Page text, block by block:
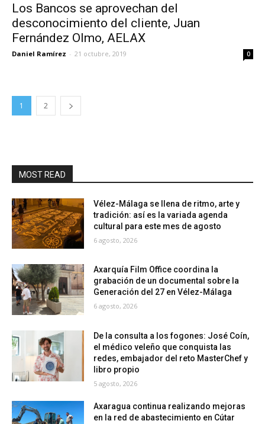
Los Bancos se aprovechan del
desconocimiento del cliente, Juan
Fernández Olmo, AELAX
Daniel Ramírez - 21 octubre, 2019 0
1 2
MOST READ
Vélez-Málaga se llena de ritmo, arte y
tradición: así es la variada agenda
cultural para este mes de agosto
6 agosto, 2026
Axarquía Film Office coordina la
grabación de un documental sobre la
Generación del 27 en Vélez-Málaga
6 agosto, 2026
De la consulta a los fogones: José Coín,
el médico veleño que conquista las
redes, embajador del reto MasterChef y
libro propio
5 agosto, 2026
Axaragua continua realizando mejoras
en la red de abastecimiento en Cútar